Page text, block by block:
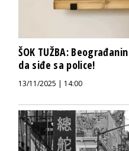
ŠOK TUŽBA:
da siđe sa police!
13/11/2025 | 14:00